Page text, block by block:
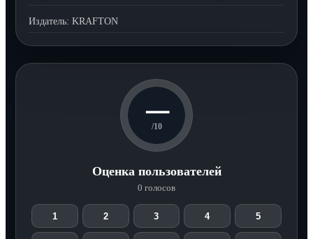
Издатель: KRAFTON
—
/10
Оценка пользователей
0 голосов
1 2 3 4 5